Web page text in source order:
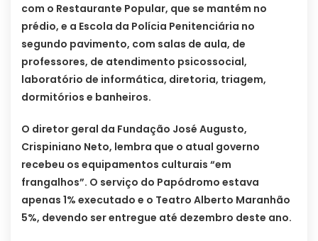
com o Restaurante Popular, que se mantém no
prédio, e a Escola da Polícia Penitenciária no
segundo pavimento, com salas de aula, de
professores, de atendimento psicossocial,
laboratório de informática, diretoria, triagem,
dormitórios e banheiros.
O diretor geral da Fundação José Augusto,
Crispiniano Neto, lembra que o atual governo
recebeu os equipamentos culturais “em
frangalhos”. O serviço do Papódromo estava
apenas 1% executado e o Teatro Alberto Maranhão
5%, devendo ser entregue até dezembro deste ano.